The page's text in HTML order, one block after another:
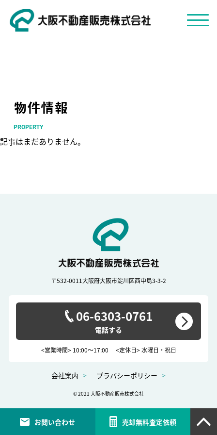
お問い合わせ 売却無料査定依頼
物件情報
PROPERTY
記事はまだありません。
〒532-0011大阪府大阪市淀川区西中島3-3-2
06-6303-0761
<営業時間> 10:00～17:00 <定休日> 水曜日・祝日
会社案内 プラバシーポリシー
© 2021 大阪不動産販売株式会社